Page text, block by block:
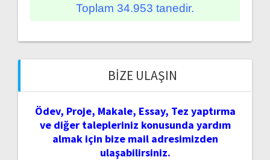
Toplam 34.953 tanedir.
BIZE ULAŞIN
Ödev, Proje, Makale, Essay, Tez yaptırma
ve diğer talepleriniz konusunda yardım
almak için bize mail adresimizden
ulaşabilirsiniz.